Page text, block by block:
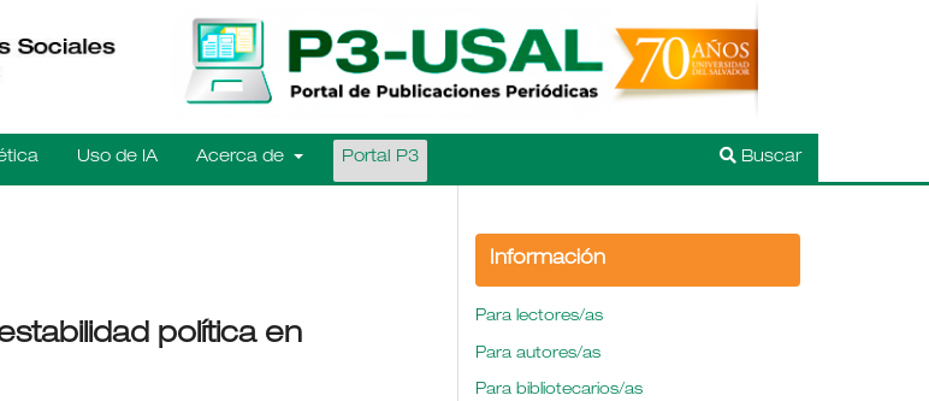
Uso de IA Acerca de Portal P3 Buscar
política en
Información
Para lectores/as
Para autores/as
Para bibliotecarios/as